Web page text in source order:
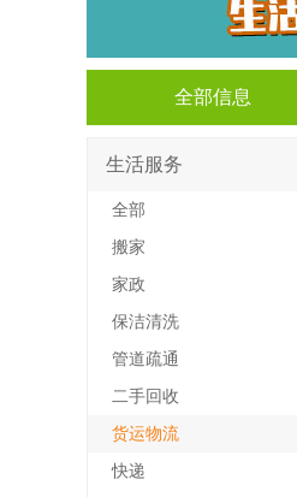
全部信息
生活服务
全部
搬家
家政
保洁清洗
管道疏通
二手回收
货运物流
快递